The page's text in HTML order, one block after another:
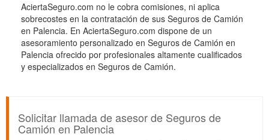
AciertaSeguro.com no le cobra comisiones, ni aplica
sobrecostes en la contratación de sus Seguros de Camión
en Palencia. En AciertaSeguro.com dispone de un
asesoramiento personalizado en Seguros de Camión en
Palencia ofrecido por profesionales altamente cualificados
y especializados en Seguros de Camión.
Solicitar llamada de asesor de Seguros de
Camión en Palencia